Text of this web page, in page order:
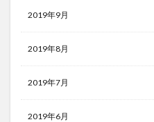
2019年9月
2019年8月
2019年7月
2019年6月